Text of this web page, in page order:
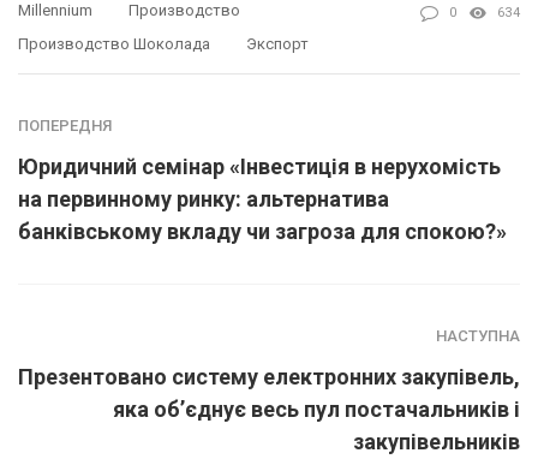
Millennium
Производство
Производство Шоколада
Экспорт
0 634
ПОПЕРЕДНЯ
Юридичний семінар «Інвестиція в нерухомість
на первинному ринку: альтернатива
банківському вкладу чи загроза для спокою?»
НАСТУПНА
Презентовано систему електронних закупівель,
яка об’єднує весь пул постачальників і
закупівельників